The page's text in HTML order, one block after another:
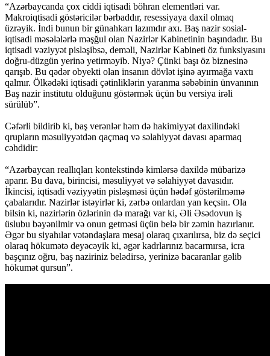
“Azərbaycanda çox ciddi iqtisadi böhran elementləri var.
Makroiqtisadi göstəricilər bərbaddır, resessiyaya daxil olmaq
üzrəyik. İndi bunun bir günahkarı lazımdır axı. Baş nazir sosial-
iqtisadi məsələlərlə məşğul olan Nazirlər Kabinetinin başındadır. Bu
iqtisadi vəziyyət pisləşibsə, deməli, Nazirlər Kabineti öz funksiyasını
doğru-düzgün yerinə yetirməyib. Niyə? Çünki başı öz biznesinə
qarışıb. Bu qədər obyekti olan insanın dövlət işinə ayırmağa vaxtı
qalmır. Ölkədəki iqtisadi çətinliklərin yaranma səbəbinin ünvanının
Baş nazir institutu olduğunu göstərmək üçün bu versiya irəli
sürülüb”.
Cəfərli bildirib ki, baş verənlər həm də hakimiyyət daxilindəki
qrupların məsuliyyətdən qaçmaq və səlahiyyət davası aparmaq
cəhdidir:
“Azərbaycan reallıqları kontekstində kimlərsə daxildə mübarizə
aparır. Bu dava, birincisi, məsuliyyət və səlahiyyət davasıdır.
İkincisi, iqtisadi vəziyyətin pisləşməsi üçün hədəf göstərilməmə
çabalarıdır. Nazirlər istəyirlər ki, zərbə onlardan yan keçsin. Ola
bilsin ki, nazirlərin özlərinin də marağı var ki, Əli Əsədovun iş
üslubu bəyənilmir və onun getməsi üçün belə bir zəmin hazırlanır.
Əgər bu siyahılar vətəndaşlara mesaj olaraq çıxarılırsa, biz də seçici
olaraq hökumətə deyəcəyik ki, əgər kadrlarınız bacarmırsa, icra
başçınız oğru, baş naziriniz belədirsə, yerinizə bacaranlar gəlib
hökumət qursun”.